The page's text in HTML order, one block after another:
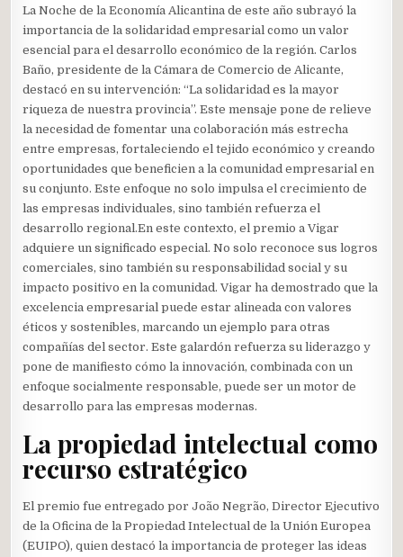
La Noche de la Economía Alicantina de este año subrayó la
importancia de la solidaridad empresarial como un valor
esencial para el desarrollo económico de la región. Carlos
Baño, presidente de la Cámara de Comercio de Alicante,
destacó en su intervención: “La solidaridad es la mayor
riqueza de nuestra provincia”. Este mensaje pone de relieve
la necesidad de fomentar una colaboración más estrecha
entre empresas, fortaleciendo el tejido económico y creando
oportunidades que beneficien a la comunidad empresarial en
su conjunto. Este enfoque no solo impulsa el crecimiento de
las empresas individuales, sino también refuerza el
desarrollo regional.En este contexto, el premio a Vigar
adquiere un significado especial. No solo reconoce sus logros
comerciales, sino también su responsabilidad social y su
impacto positivo en la comunidad. Vigar ha demostrado que la
excelencia empresarial puede estar alineada con valores
éticos y sostenibles, marcando un ejemplo para otras
compañías del sector. Este galardón refuerza su liderazgo y
pone de manifiesto cómo la innovación, combinada con un
enfoque socialmente responsable, puede ser un motor de
desarrollo para las empresas modernas.
La propiedad intelectual como
recurso estratégico
El premio fue entregado por João Negrão, Director Ejecutivo
de la Oficina de la Propiedad Intelectual de la Unión Europea
(EUIPO), quien destacó la importancia de proteger las ideas